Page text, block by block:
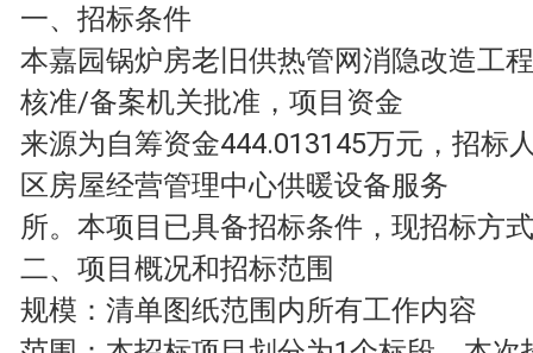
一、招标条件
本嘉园锅炉房老旧供热管网消隐改造工
核准/备案机关批准，项目资金
来源为自筹资金444.013145万元，招标
区房屋经营管理中心供暖设备服务
所。本项目已具备招标条件，现招标方
二、项目概况和招标范围
规模：清单图纸范围内所有工作内容